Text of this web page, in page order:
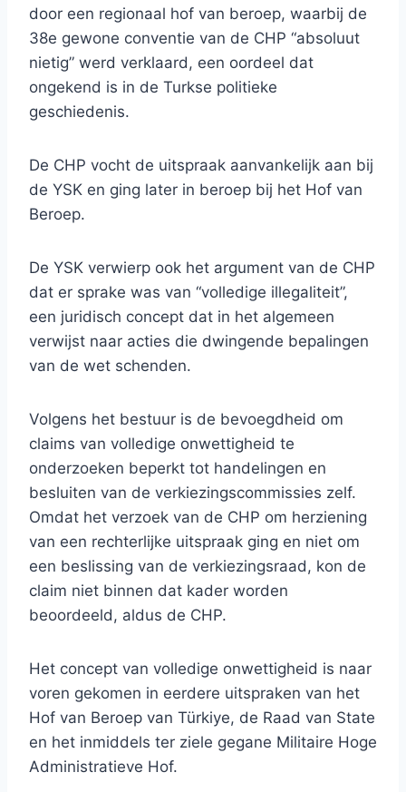
door een regionaal hof van beroep, waarbij de
38e gewone conventie van de CHP “absoluut
nietig” werd verklaard, een oordeel dat
ongekend is in de Turkse politieke
geschiedenis.
De CHP vocht de uitspraak aanvankelijk aan bij
de YSK en ging later in beroep bij het Hof van
Beroep.
De YSK verwierp ook het argument van de CHP
dat er sprake was van “volledige illegaliteit”,
een juridisch concept dat in het algemeen
verwijst naar acties die dwingende bepalingen
van de wet schenden.
Volgens het bestuur is de bevoegdheid om
claims van volledige onwettigheid te
onderzoeken beperkt tot handelingen en
besluiten van de verkiezingscommissies zelf.
Omdat het verzoek van de CHP om herziening
van een rechterlijke uitspraak ging en niet om
een ​​beslissing van de verkiezingsraad, kon de
claim niet binnen dat kader worden
beoordeeld, aldus de CHP.
Het concept van volledige onwettigheid is naar
voren gekomen in eerdere uitspraken van het
Hof van Beroep van Türkiye, de Raad van State
en het inmiddels ter ziele gegane Militaire Hoge
Administratieve Hof.